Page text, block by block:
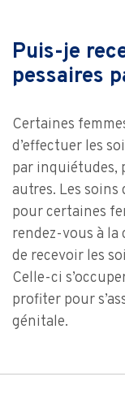
Puis-je
pessaires
Certaines
d’effectuer les
par inquiétudes,
autres. Les
pour certaines
rendez-vous à la
de recevoir les
Celle-ci
profiter pour
génitale.